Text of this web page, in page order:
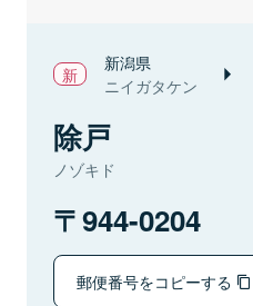
新潟県
ニイガタケン
除戸
ノゾキド
944-0204
郵便番号をコピーする